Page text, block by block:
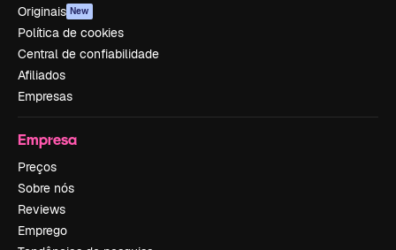
Originais New
Política de cookies
Central de confiabilidade
Afiliados
Empresas
Empresa
Preços
Sobre nós
Reviews
Emprego